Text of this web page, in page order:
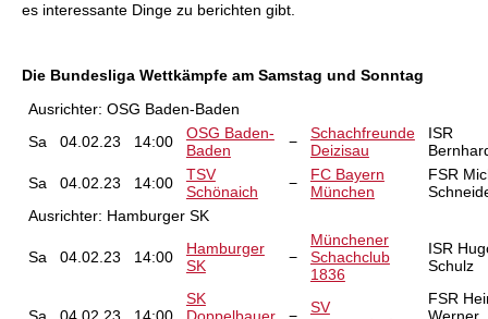
es interessante Dinge zu berichten gibt.
Die Bundesliga Wettkämpfe am Samstag und Sonntag
Ausrichter: OSG Baden-Baden
Sa
04.02.23 14:00
OSG Baden-
Baden
−
Schachfreunde
Deizisau
ISR
Sa
04.02.23 14:00
TSV
Schönaich
−
FC Bayern
München
FSR
Ausrichter: Hamburger SK
Sa 04.02.23 14:00
Hamburger
SK
−
Münchener
Schachclub
1836
ISR
Schulz
SK
SV
FSR